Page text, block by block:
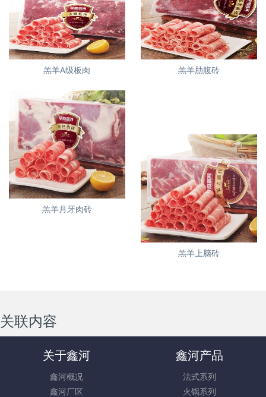
羔羊A级板肉 羔羊肋腹砖
羔羊月牙肉砖
羔羊上脑砖
关联内容
关于鑫河
鑫河概况
鑫河厂区
鑫河产品
法式系列
火锅系列